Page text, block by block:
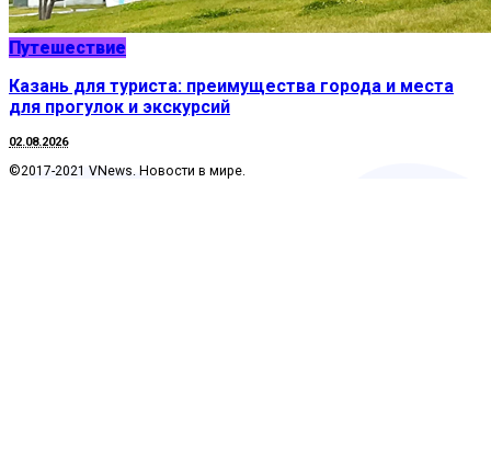
Путешествие
Казань для туриста: преимущества города и места
для прогулок и экскурсий
02.08.2026
©2017-2021 VNews. Новости в мире.